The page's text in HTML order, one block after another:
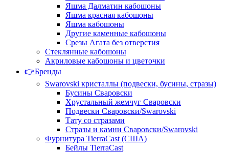
Яшма Далматин кабошоны
Яшма красная кабошоны
Яшма кабошоны
Другие каменные кабошоны
Срезы Агата без отверстия
Стеклянные кабошоны
Акриловые кабошоны и цветочки
👉Бренды
Swarovski кристаллы (подвески, бусины, стразы)
Бусины Сваровски
Хрустальный жемчуг Сваровски
Подвески Сваровски/Swarovski
Тату со стразами
Стразы и камни Сваровски/Swarovski
Фурнитура TierraCast (США)
Бейлы TierraCast